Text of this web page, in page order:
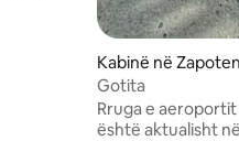
Kabinë në
edro pochutla
Gotita
Rruga e
është aktualisht